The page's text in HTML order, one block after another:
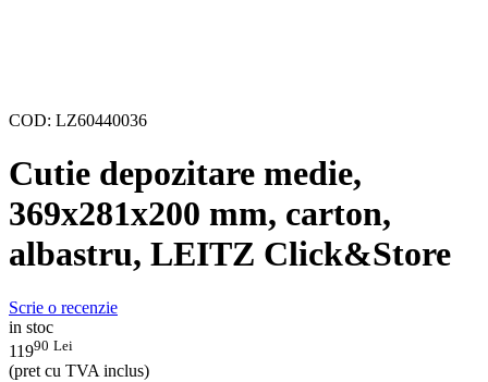
COD: LZ60440036
Cutie depozitare medie,
369x281x200 mm, carton,
albastru, LEITZ Click&Store
Scrie o recenzie
in stoc
11990 Lei
(pret cu TVA inclus)